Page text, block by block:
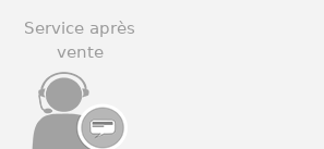
Service après
vente